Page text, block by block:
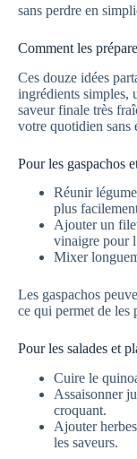
sans perdre en
Comment les
Ces douze idées
ingrédients simples,
saveur finale très
votre quotidien sans
Pour les gaspachos
Réunir
plus
Ajouter un
vinaigre pour
Mixer
Les gaspachos
ce qui permet de les
Pour les salades et
Cuire le
Assaisonner
croquant.
Ajouter
les saveurs.